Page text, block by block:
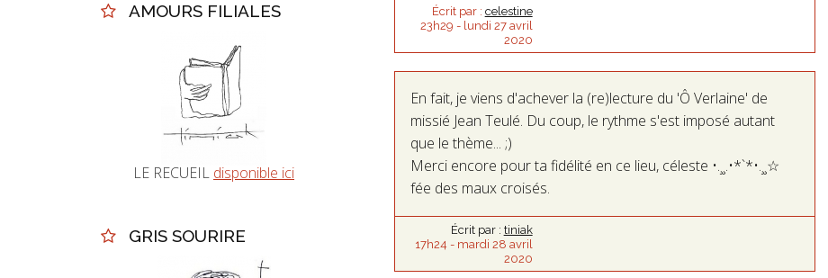
AMOURS FILIALES
LE RECUEIL disponible ici
GRIS SOURIRE
Écrit par : celestine
23h29 - lundi 27 avril
2020
En fait, je viens d'achever la (re)lecture du 'Ô Verlaine' de
missié Jean Teulé. Du coup, le rythme s'est imposé autant
que le thème... ;)
Merci encore pour ta fidélité en ce lieu, céleste •.¸¸.•*`*•.¸¸☆
fée des maux croisés.
Écrit par : tiniak
17h24 - mardi 28 avril
2020